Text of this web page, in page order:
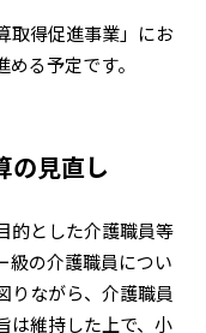
取得促進事業」にお
る予定です。
の見直し
的とした介護職員等
級の介護職員につい
りながら、介護職員
は維持した上で、小